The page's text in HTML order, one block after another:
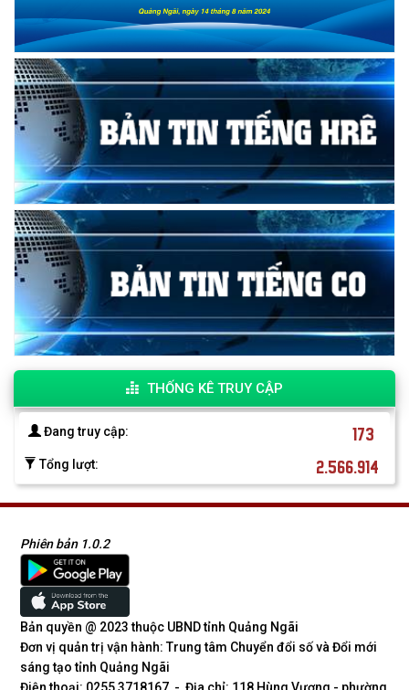
THỐNG KÊ TRUY CẬP
173
Đang truy cập:
2.566.914
Tổng lượt:
Phiên bản 1.0.2
Bản quyền @ 2023 thuộc UBND tỉnh Quảng Ngãi
Đơn vị quản trị vận hành: Trung tâm Chuyển đổi số và Đổi mới
sáng tạo tỉnh Quảng Ngãi